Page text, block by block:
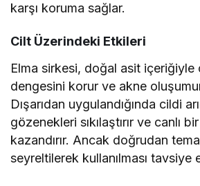
karşı koruma sağlar.
Cilt Üzerindeki Etkileri
Elma sirkesi, doğal asit içeriğiyle
dengesini korur ve akne
Dışarıdan uygulandığında cildi
gözenekleri sıkılaştırır ve canlı
kazandırır. Ancak doğrudan
seyreltilerek kullanılması tavsiye